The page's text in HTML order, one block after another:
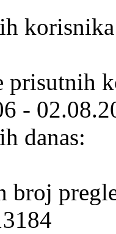
prisutnih
-
danas:
broj